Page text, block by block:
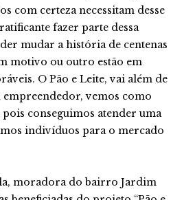
com certeza necessitam desse
fazer parte dessa
mudar a história de centenas
motivo ou outro estão em
O Pão e Leite, vai além de
vemos como
conseguimos atender uma
indivíduos para o mercado
moradora do bairro Jardim